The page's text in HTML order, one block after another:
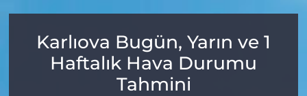
Karlıova Bugün, Yarın ve 1
Haftalık Hava Durumu
Tahmini
Manşet
Tüm Manşetler
Son Dakika Haberleri